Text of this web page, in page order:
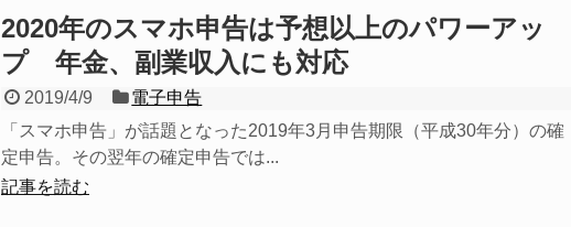
2020年のスマホ申告は予想以上のパワーアッ
プ 年金、副業収入にも対応
2019/4/9
電子申告
「スマホ申告」が話題となった2019年3月申告期限（平成30年分）の確
定申告。その翌年の確定申告では...
記事を読む